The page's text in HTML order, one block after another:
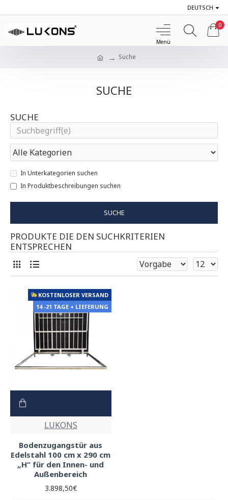
DEUTSCH
0
Suche
SUCHE
SUCHE
In Unterkategorien suchen
In Produktbeschreibungen suchen
SUCHE
PRODUKTE DIE DEN SUCHKRITERIEN
ENTSPRECHEN
KOSTENLOSER VERSAND
14 -21 TAGE + LIEFERUNG
LUKONS
Bodenzugangstür aus
Edelstahl 100 cm x 290 cm
„H“ für den Innen- und
Außenbereich
3.898,50€